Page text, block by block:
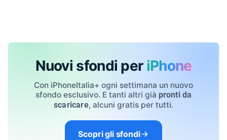
Nuovi sfondi per iPhone
Con iPhoneItalia+ ogni settimana un nuovo
sfondo esclusivo. E tanti altri già pronti da
scaricare, alcuni gratis per tutti.
Scopri gli sfondi